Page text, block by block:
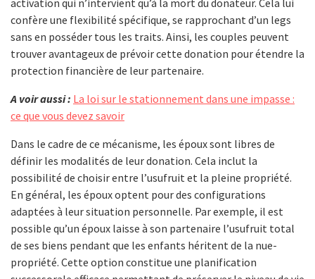
confère une flexibilité spécifique, se rapprochant d’un legs
sans en posséder tous les traits. Ainsi, les couples peuvent
trouver avantageux de prévoir cette donation pour étendre la
protection financière de leur partenaire.
A voir aussi : La loi sur le stationnement dans une impasse :
ce que vous devez savoir
Dans le cadre de ce mécanisme, les époux sont libres de
définir les modalités de leur donation. Cela inclut la
possibilité de choisir entre l’usufruit et la pleine propriété.
En général, les époux optent pour des configurations
adaptées à leur situation personnelle. Par exemple, il est
possible qu’un époux laisse à son partenaire l’usufruit total
de ses biens pendant que les enfants héritent de la nue-
propriété. Cette option constitue une planification